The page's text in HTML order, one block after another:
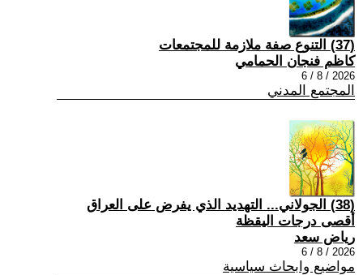
(37) التنوع صفة ملازمة للمجتمعات
كاظم فنجان الحمامي
2026 / 8 / 6
المجتمع المدني
(38) الجولاني... التهديد الذي يفرض على العراق
أقصى درجات اليقظة
رياض سعد
2026 / 8 / 6
مواضيع وابحاث سياسية